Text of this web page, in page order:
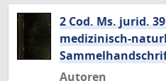
2 Cod. Ms. jurid.
medizinisch-
Autoren